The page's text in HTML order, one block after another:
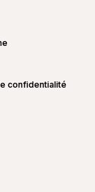
confidentialité